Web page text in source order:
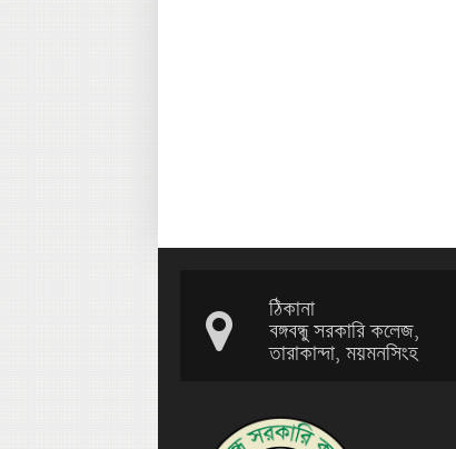
ঠিকানা
বঙ্গবন্ধু সরকারি কলেজ,
তারাকান্দা, ময়মনসিংহ